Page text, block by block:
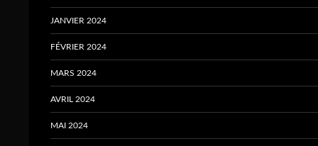
JANVIER 2024
FÉVRIER 2024
MARS 2024
AVRIL 2024
MAI 2024